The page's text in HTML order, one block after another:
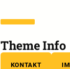
Theme Info
KONTAKT